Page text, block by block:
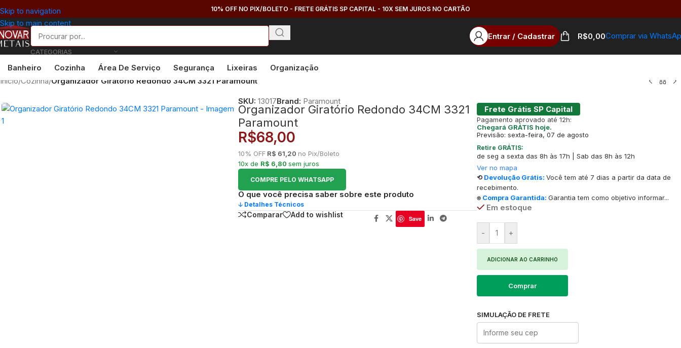
Skip to navigation
Skip to main content
10% OFF NO PIX/BOLETO - FRETE GRÁTIS SP CAPITAL - 10X SEM JUROS NO CARTÃO
CATEGORIAS
Entrar / Cadastrar R$0,00Comprar via
Banheiro Cozinha Área De Serviço Segurança Lixeiras
Organização
Início/Cozinha/Organizador Giratório Redondo 34CM 3321 Paramount
SKU:13017Brand: Paramount
Organizador Giratório Redondo 34CM 3321
Paramount
R$68,00
10% OFF R$ 61,20 no Pix/Boleto
10x de R$ 6,80sem juros
COMPRE PELO WHATSAPP
O que você precisa saber sobre este produto
🡣 Detalhes Técnicos
Comparar Add to wishlist Save
Frete Grátis SP Capital
Pagamento aprovado até 12h:
Chegará GRÁTIS hoje.
Previsão: sexta-feira, 07 de agosto
Retire GRÁTIS:
de seg a sexta das 8h às 17h | Sab das 8h às 12h
Ver no mapa
⟲ Devolução Grátis: Você tem até 7 dias a partir da data de
recebimento.
⍟ Compra Garantida: Garantia tem como objetivo informar...
Em estoque
- +
ADICIONAR AO CARRINHO
Comprar
SIMULAÇÃO DE FRETE